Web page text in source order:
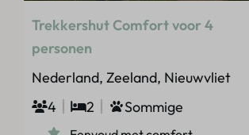
Trekkershut Comfort voor 4
personen
Nederland, Zeeland, Nieuwvliet
4
2 Sommige